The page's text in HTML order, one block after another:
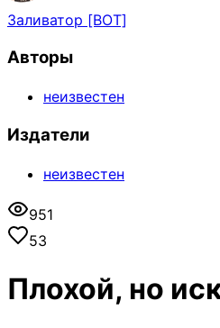
Заливатор [BOT]
Авторы
неизвестен
Издатели
неизвестен
951
53
Плохой, но